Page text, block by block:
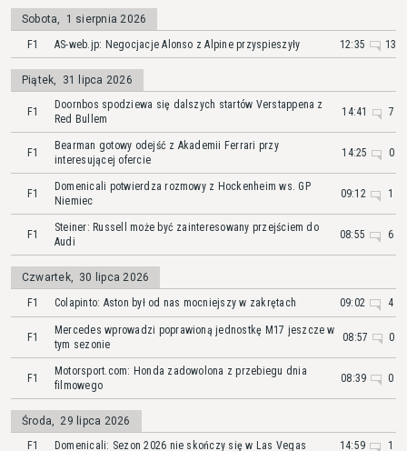
Sobota,
1 sierpnia 2026
F1
AS-web.jp: Negocjacje Alonso z Alpine przyspieszyły 12:35 13
Piątek, 31 lipca 2026
F1
Doornbos spodziewa się dalszych startów Verstappena z
Red Bullem
14:41 7
F1
Bearman gotowy odejść z Akademii Ferrari przy
interesującej ofercie
14:25 0
F1
Domenicali potwierdza rozmowy z Hockenheim ws. GP
Niemiec
09:12 1
F1
Steiner: Russell może być zainteresowany przejściem do
Audi
08:55 6
Czwartek, 30 lipca 2026
F1
Colapinto: Aston był od nas mocniejszy w zakrętach 09:02 4
F1
Mercedes wprowadzi poprawioną jednostkę M17 jeszcze w
tym sezonie
08:57 0
F1
Motorsport.com: Honda zadowolona z przebiegu dnia
filmowego
08:39 0
Środa
29 lipca 2026
F1
Domenicali: Sezon 2026 nie skończy się w Las Vegas 14:59 1